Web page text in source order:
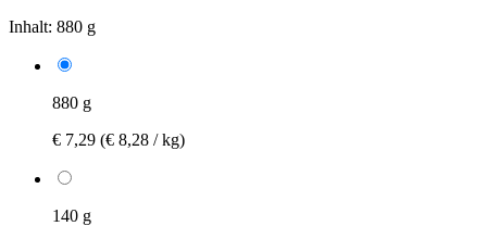
Inhalt: 880 g
880 g
€ 7,29 (€ 8,28 / kg)
140 g